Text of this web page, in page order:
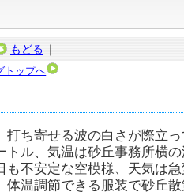
もどる ｜
トップへ
ち寄せる波の白さが際立
ル、気温は砂丘事務所横
不安定な空模様、天気は
温調節できる服装で砂丘